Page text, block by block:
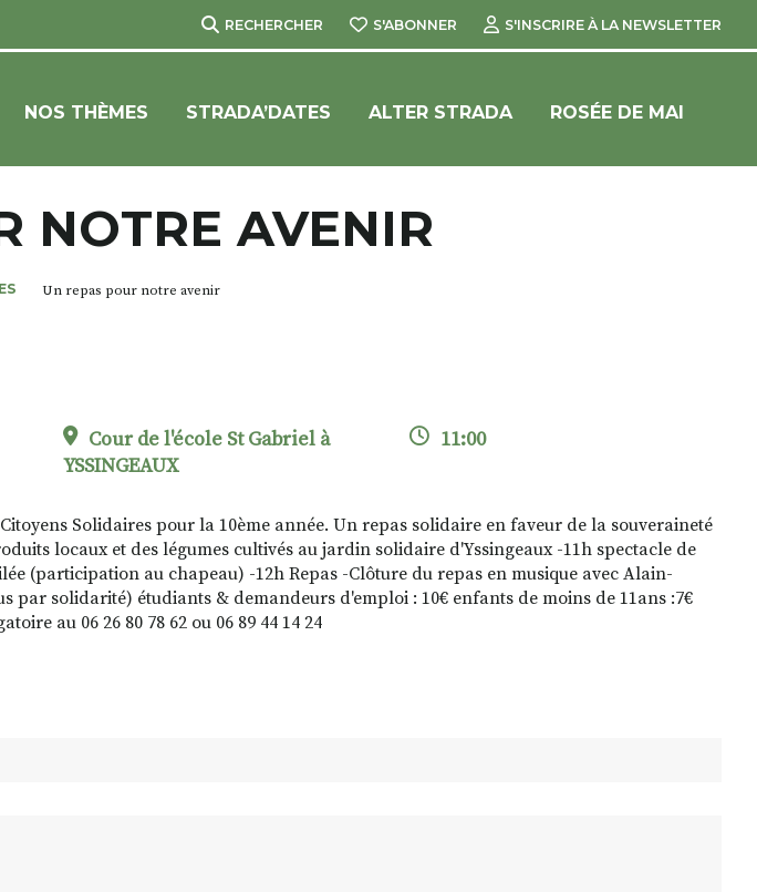
RECHERCHER S'ABONNER S'INSCRIRE À LA NEWSLETTER
NOS THÈMES STRADA’DATES ALTER STRADA ROSÉE DE MAI
NOTRE AVENIR
Un repas pour notre avenir
Cour de l'école St Gabriel à
YSSINGEAUX
11:00
Solidaires pour la 10ème année. Un repas solidaire en faveur de la souveraineté
locaux et des légumes cultivés au jardin solidaire d'Yssingeaux -11h spectacle de
(participation au chapeau) -12h Repas -Clôture du repas en musique avec Alain-
par solidarité) étudiants & demandeurs d'emploi : 10€ enfants de moins de 11ans :7€
au 06 26 80 78 62 ou 06 89 44 14 24